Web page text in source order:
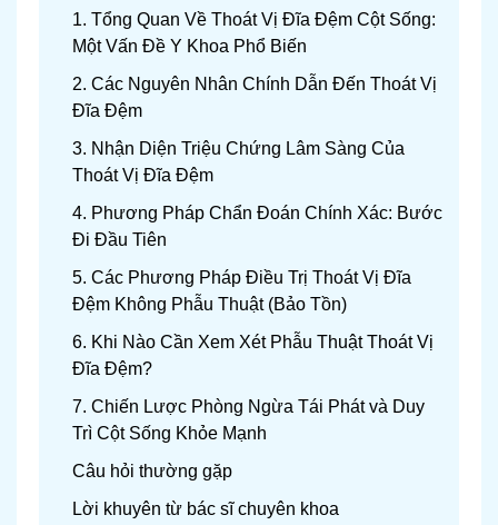
1. Tổng Quan Về Thoát Vị Đĩa Đệm Cột Sống:
Một Vấn Đề Y Khoa Phổ Biến
2. Các Nguyên Nhân Chính Dẫn Đến Thoát Vị
Đĩa Đệm
3. Nhận Diện Triệu Chứng Lâm Sàng Của
Thoát Vị Đĩa Đệm
4. Phương Pháp Chẩn Đoán Chính Xác: Bước
Đi Đầu Tiên
5. Các Phương Pháp Điều Trị Thoát Vị Đĩa
Đệm Không Phẫu Thuật (Bảo Tồn)
6. Khi Nào Cần Xem Xét Phẫu Thuật Thoát Vị
Đĩa Đệm?
7. Chiến Lược Phòng Ngừa Tái Phát và Duy
Trì Cột Sống Khỏe Mạnh
Câu hỏi thường gặp
Lời khuyên từ bác sĩ chuyên khoa